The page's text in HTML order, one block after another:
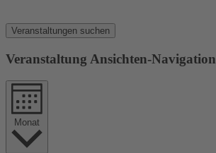
Veranstaltungen suchen
Veranstaltung Ansichten-Navigation
Monat